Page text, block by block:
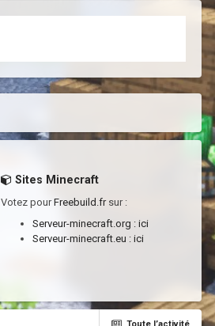
Sites Minecraft
Votez pourFreebuild.frsur :
Serveur-minecraft.org : ici
Serveur-minecraft.eu : ici